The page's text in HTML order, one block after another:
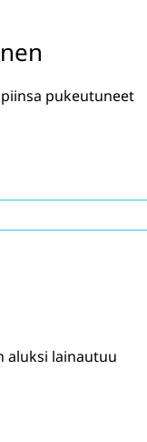
pukeutuneet
aluksi lainautuu